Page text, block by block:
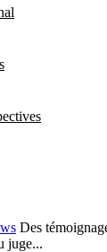
Des
juge...